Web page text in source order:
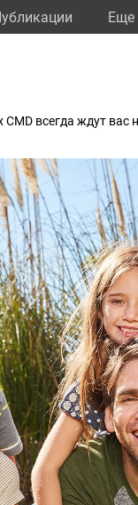
Eще
всегда ждут вас